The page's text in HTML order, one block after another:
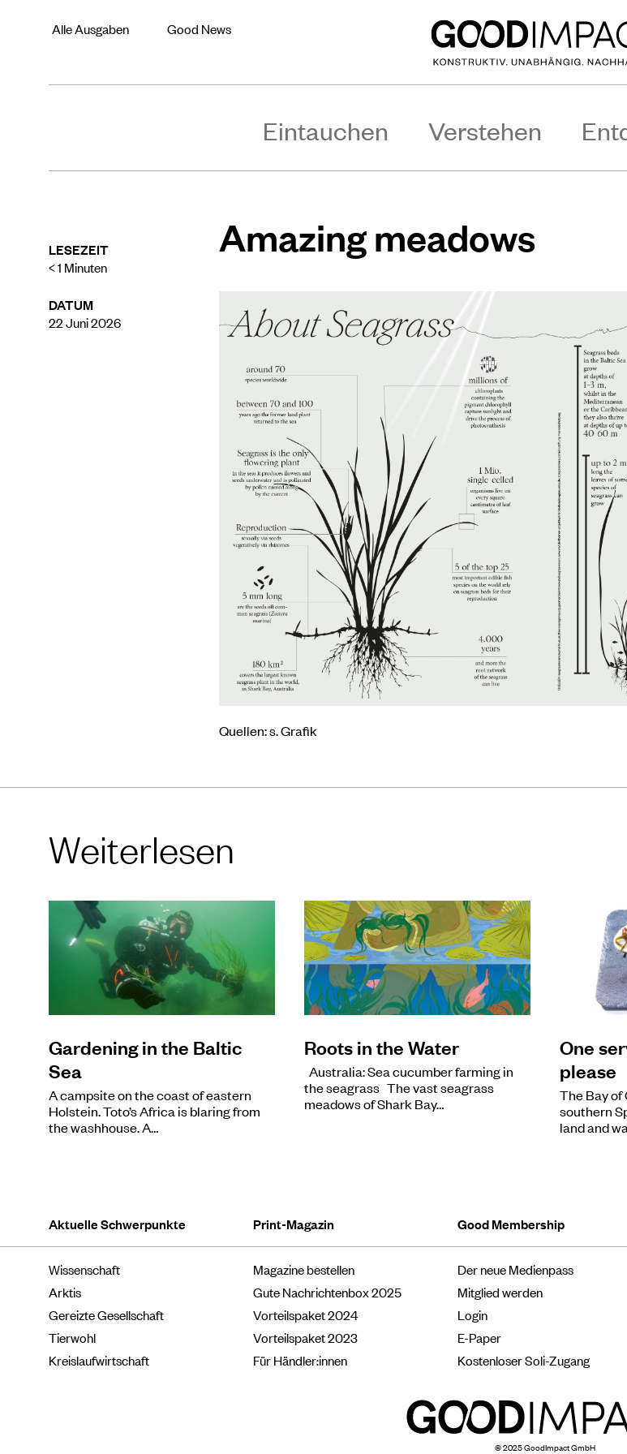
Alle Ausgaben Good News
Eintauchen Verstehen
LESEZEIT
< 1 Minuten
DATUM
22 Juni 2026
Amazing meadows
Quellen: s. Grafik
Weiterlesen
Gardening in the Baltic
Sea
A campsite on the coast of eastern
Holstein. Toto’s Africa is blaring from
the washhouse. A…
Roots in the Water
Australia: Sea cucumber farming in
the seagrass The vast seagrass
meadows of Shark Bay…
One
please
The Bay of
southern
land and
Aktuelle Schwerpunkte
Wissenschaft
Arktis
Gereizte Gesellschaft
Tierwohl
Kreislaufwirtschaft
Print-Magazin
Magazine bestellen
Gute Nachrichtenbox 2025
Vorteilspaket 2024
Vorteilspaket 2023
Für Händler:innen
Good Membership
Der neue Medienpass
Mitglied werden
Login
E-Paper
Kostenloser Soli-Zugang
© 2025 GoodImpact GmbH